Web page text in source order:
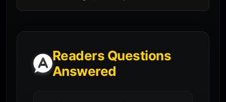
Readers Questions
Answered